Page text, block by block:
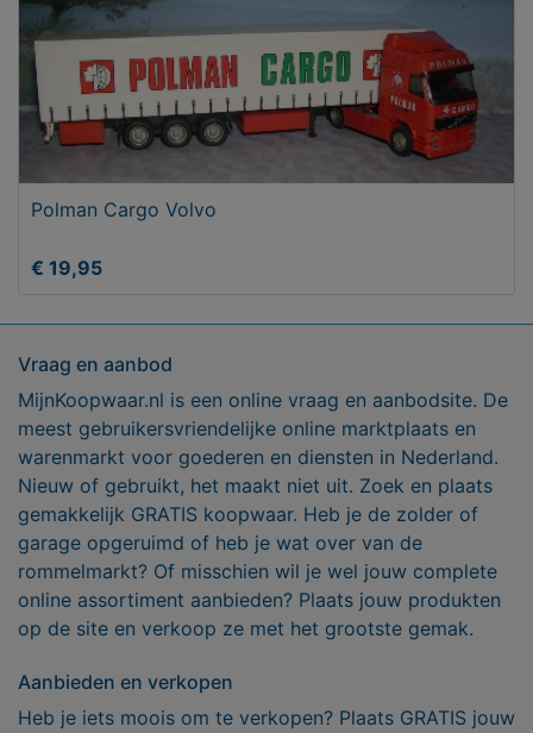
Polman Cargo Volvo
€ 19,95
Vraag en aanbod
MijnKoopwaar.nl is een online vraag en aanbodsite. De
meest gebruikersvriendelijke online marktplaats en
warenmarkt voor goederen en diensten in Nederland.
Nieuw of gebruikt, het maakt niet uit. Zoek en plaats
gemakkelijk GRATIS koopwaar. Heb je de zolder of
garage opgeruimd of heb je wat over van de
rommelmarkt? Of misschien wil je wel jouw complete
online assortiment aanbieden? Plaats jouw produkten
op de site en verkoop ze met het grootste gemak.
Aanbieden en verkopen
Heb je iets moois om te verkopen? Plaats GRATIS jouw